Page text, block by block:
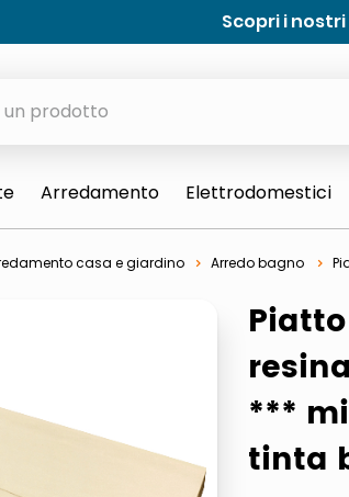
Scopri i
parete
pavimenti
occhiali sole 0703 thin
Arredamento Elettrodomestici
casa e giardino Arredo bagno
***
tinta